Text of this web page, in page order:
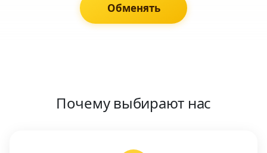
Обменять
Почему выбирают нас